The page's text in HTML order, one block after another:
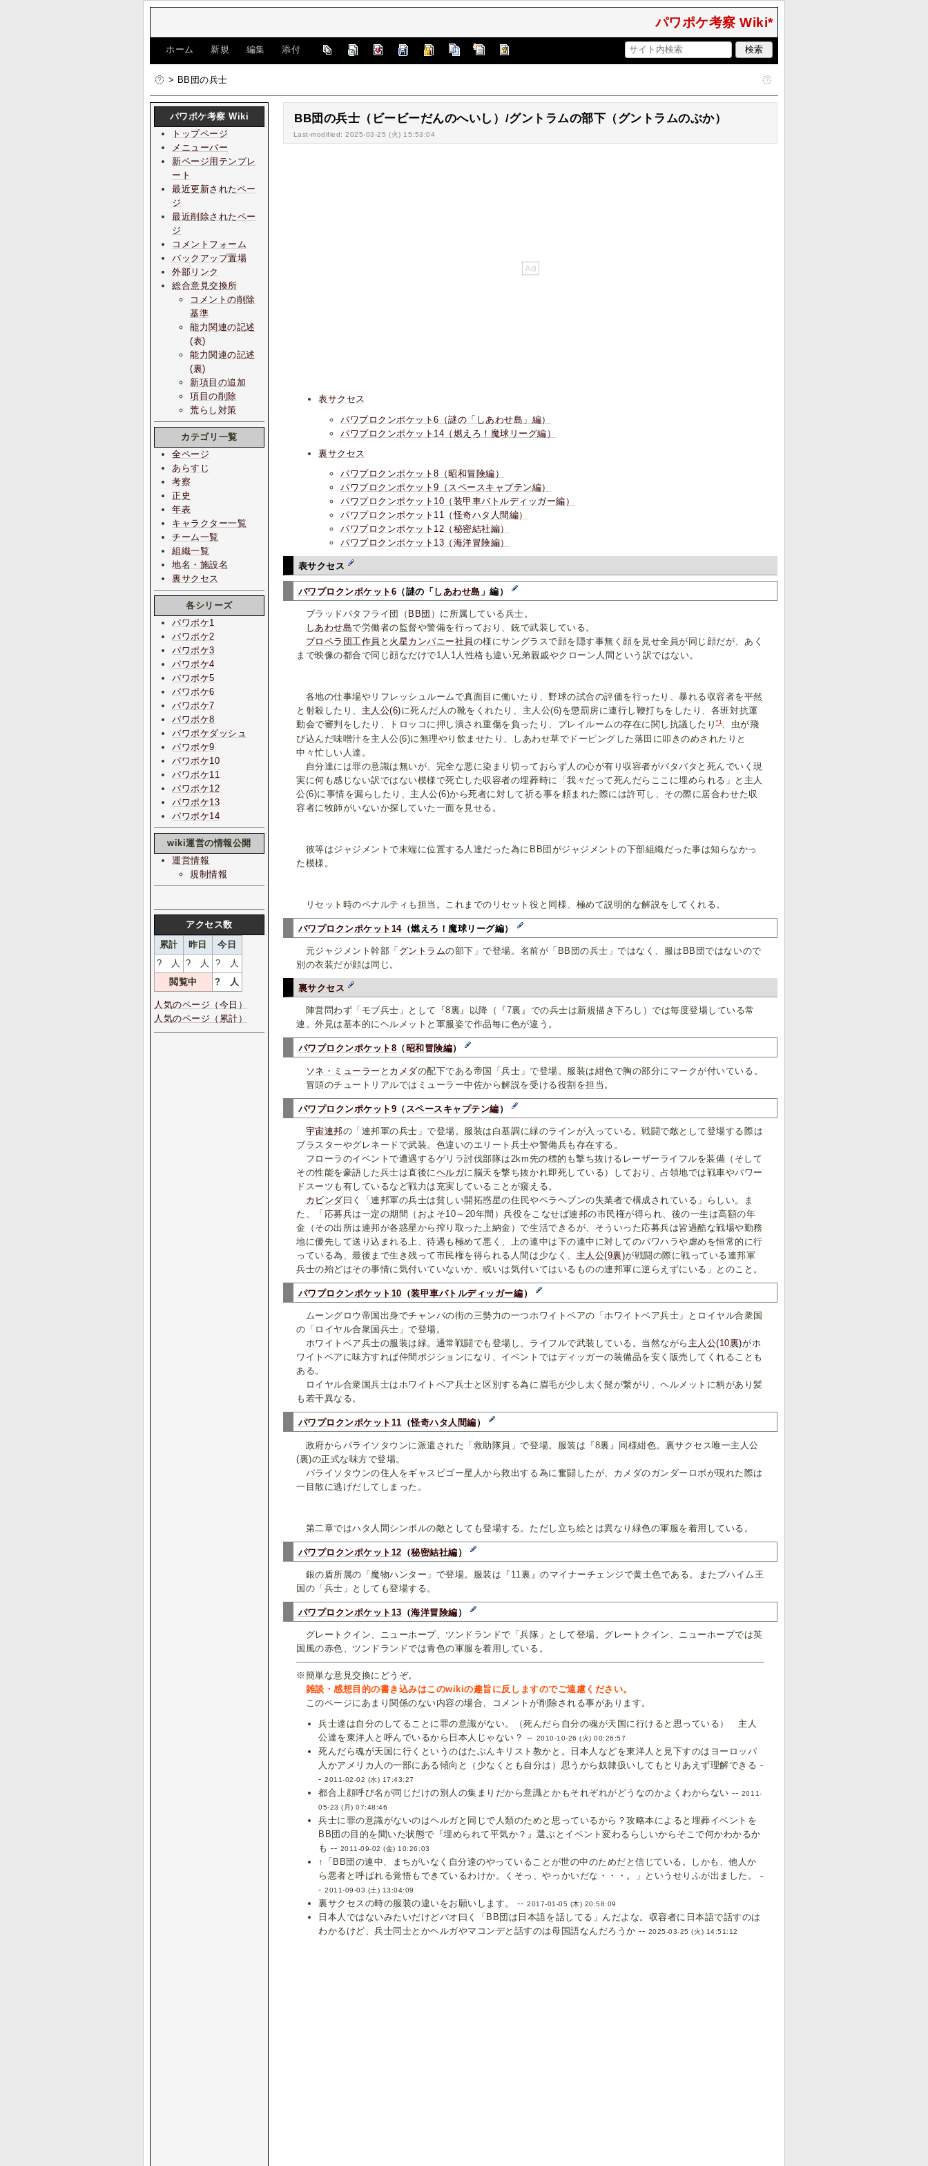
パワポケ考察 Wiki*
ホーム 新規 編集 添付
> BB団の兵士
BB団の兵士（ビービーだんのへいし）/グントラムの部下（グントラムのぶか）
Last-modified: 2025-03-25 (火) 15:53:04
表サクセス
パワプロクンポケット6（謎の「しあわせ島」編）
パワプロクンポケット14（燃えろ！魔球リーグ編）
裏サクセス
パワプロクンポケット8（昭和冒険編）
パワプロクンポケット9（スペースキャプテン編）
パワプロクンポケット10（装甲車バトルディッガー編）
パワプロクンポケット11（怪奇ハタ人間編）
パワプロクンポケット12（秘密結社編）
パワプロクンポケット13（海洋冒険編）
表サクセス
パワプロクンポケット6 （謎の「 しあわせ島 」編）
ブラッドバタフライ団（ BB団 ）に所属している兵士。
しあわせ島で労働者の監督や警備を行っており、銃で武装している。
プロペラ団工作員 と 火星カンパニー社員 の様にサングラスで顔を隠す事無く顔を見せ全員が同じ顔だが、あく
まで映像の都合で同じ顔なだけで1人1人性格も違い兄弟親戚やクローン人間という訳ではない。
各地の仕事場やリフレッシュルームで真面目に働いたり、野球の試合の評価を行ったり、暴れる収容者を平然
と射殺したり、 主人公(6)に死んだ人の靴をくれたり、主人公(6)を懲罰房に連行し鞭打ちをしたり、各班対抗運
動会で審判をしたり、トロッコに押し潰され重傷を負ったり、プレイルームの存在に関し抗議したり*1、虫が飛
び込んだ味噌汁を主人公(6)に無理やり飲ませたり、しあわせ草でドーピングした落田に叩きのめされたりと
中々忙しい人達。
自分達には罪の意識は無いが、完全な悪に染まり切っておらず人の心が有り収容者がバタバタと死んでいく現
実に何も感じない訳ではない模様で死亡した収容者の埋葬時に「我々だって死んだらここに埋められる」と主人
公(6)に事情を漏らしたり、主人公(6)から死者に対して祈る事を頼まれた際には許可し、その際に居合わせた収
容者に牧師がいないか探していた一面を見せる。
彼等はジャジメントで末端に位置する人達だった為にBB団がジャジメントの下部組織だった事は知らなかっ
た模様。
リセット時のペナルティも担当。これまでのリセット役と同様、極めて説明的な解説をしてくれる。
パワプロクンポケット14（燃えろ！魔球リーグ編）
元ジャジメント幹部「 グントラムの部下」で登場。名前が「BB団の兵士」ではなく、服はBB団ではないので
別の衣装だが顔は同じ。
裏サクセス
陣営問わず「モブ兵士」として『8裏』以降（『7裏』での兵士は新規描き下ろし）では毎度登場している常
連。外見は基本的にヘルメットと軍服姿で作品毎に色が違う。
パワプロクンポケット8 （ 昭和冒険編）
ソネ・ミューラー と カメダの配下である帝国「兵士」で登場。服装は紺色で胸の部分にマークが付いている。
冒頭のチュートリアルではミューラー中佐から解説を受ける役割を担当。
パワプロクンポケット9 （ スペースキャプテン編 ）
宇宙連邦の「連邦軍の兵士」で登場。服装は白基調に緑のラインが入っている。戦闘で敵として登場する際は
ブラスターやグレネードで武装。色違いのエリート兵士や警備兵も存在する。
フローラのイベントで遭遇するゲリラ討伐部隊は2km先の標的も撃ち抜けるレーザーライフルを装備（そして
その性能を豪語した兵士は直後に ヘルガに脳天を撃ち抜かれ即死している）しており、占領地では戦車やパワー
ドスーツも有しているなど戦力は充実していることが窺える。
カビンダ曰く「連邦軍の兵士は貧しい開拓惑星の住民やペラヘブンの失業者で構成されている」らしい。ま
た、「応募兵は一定の期間（およそ10～20年間）兵役をこなせば連邦の市民権が得られ、後の一生は高額の年
金（その出所は連邦が各惑星から搾り取った上納金）で生活できるが、そういった応募兵は皆過酷な戦場や勤務
地に優先して送り込まれる上、待遇も極めて悪く、上の連中は下の連中に対してのパワハラや虐めを恒常的に行
っている為、最後まで生き残って市民権を得られる人間は少なく、 主人公(9裏)が戦闘の際に戦っている連邦軍
兵士の殆どはその事情に気付いていないか、或いは気付いてはいるものの連邦軍に逆らえずにいる」とのこと。
パワプロクンポケット10 （装甲車バトルディッガー編 ）
ムーングロウ帝国出身でチャンバの街の三勢力の一つホワイトベアの「ホワイトベア兵士」とロイヤル合衆国
の「ロイヤル合衆国兵士」で登場。
ホワイトベア兵士の服装は緑。通常戦闘でも登場し、ライフルで武装している。当然ながら 主人公(10裏)がホ
ワイトベアに味方すれば仲間ポジションになり、イベントではディッガーの装備品を安く販売してくれることも
ある。
ロイヤル合衆国兵士はホワイトベア兵士と区別する為に眉毛が少し太く髭が繋がり、ヘルメットに柄があり髪
も若干異なる。
パワプロクンポケット11 （怪奇ハタ人間編 ）
政府からパライソタウンに派遣された「救助隊員」で登場。服装は『8裏』同様紺色。裏サクセス唯一主人公
(裏)の正式な味方で登場。
パライソタウンの住人をギャスビゴー星人から救出する為に奮闘したが、カメダのガンダーロボが現れた際は
一目散に逃げだしてしまった。
第二章ではハタ人間シンボルの敵としても登場する。ただし立ち絵とは異なり緑色の軍服を着用している。
パワプロクンポケット12 （秘密結社編 ）
銀の盾所属の「魔物ハンター」で登場。服装は『11裏』のマイナーチェンジで黄土色である。またプハイム王
国の「兵士」としても登場する。
パワプロクンポケット13 （海洋冒険編 ）
グレートクイン、ニューホープ、ツンドランドで「兵隊」として登場。グレートクイン、ニューホープでは英
国風の赤色、ツンドランドでは青色の軍服を着用している。
※簡単な意見交換にどうぞ。
雑談・感想目的の書き込みはこのwikiの趣旨に反しますのでご遠慮ください。
このページにあまり関係のない内容の場合、コメントが削除される事があります。
兵士達は自分のしてることに罪の意識がない。（死んだら自分の魂が天国に行けると思っている） 主人
公達を東洋人と呼んでいるから日本人じゃない？ -- 2010-10-26 (火) 00:26:57
死んだら魂が天国に行くというのはたぶんキリスト教かと。日本人などを東洋人と見下すのはヨーロッパ
人かアメリカ人の一部にある傾向と（少なくとも自分は）思うから奴隷扱いしてもとりあえず理解できる -
-2011-02-02 (水) 17:43:27
都合上顔呼び名が同じだけの別人の集まりだから意識とかもそれぞれがどうなのかよくわからない -- 2011-
05-23 (月) 07:48:46
兵士に罪の意識がないのはヘルガと同じで人類のためと思っているから？攻略本によると埋葬イベントを
BB団の目的を聞いた状態で『埋められて平気か？』選ぶとイベント変わるらしいからそこで何かわかるか
も -- 2011-09-02 (金) 10:26:03
↑「BB団の連中、まちがいなく自分達のやっていることが世の中のためだと信じている。しかも、他人か
ら悪者と呼ばれる覚悟もできているわけか。くそっ、やっかいだな・・・。」というせりふが出ました。 -
-2011-09-03 (土) 13:04:09
裏サクセスの時の服装の違いをお願いします。 -- 2017-01-05 (木) 20:58:09
日本人ではないみたいだけどバオ曰く「BB団は日本語を話してる」んだよな。収容者に日本語で話すのは
わかるけど、兵士同士とかヘルガやマコンデと話すのは母国語なんだろうか -- 2025-03-25 (火) 14:51:12
パワポケ考察 Wiki
トップページ
メニューバー
新ページ用テンプレ
ート
最近更新されたペー
ジ
最近削除されたペー
ジ
コメントフォーム
バックアップ置場
外部リンク
総合意見交換所
コメントの削除
基準
能力関連の記述
(表)
能力関連の記述
(裏)
新項目の追加
項目の削除
荒らし対策
カテゴリ一覧
全ページ
あらすじ
考察
正史
年表
キャラクター一覧
チーム一覧
組織一覧
地名・施設名
裏サクセス
各シリーズ
パワポケ1
パワポケ2
パワポケ3
パワポケ4
パワポケ5
パワポケ6
パワポケ7
パワポケ8
パワポケダッシュ
パワポケ9
パワポケ10
パワポケ11
パワポケ12
パワポケ13
パワポケ14
wiki運営の情報公開
運営情報
規制情報
アクセス数
累計
昨日
今日
? 人 ? 人 ? 人
閲覧中
? 人
人気のページ（今日）
人気のページ（累計）